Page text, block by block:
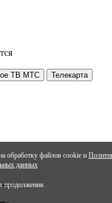
обработку файлов cookie и
данных
продолжения.
ТВ МТС
Телекарта